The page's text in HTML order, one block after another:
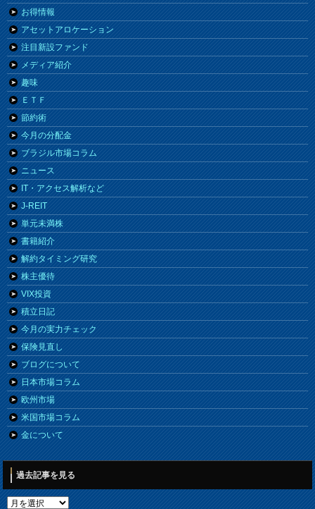
お得情報
アセットアロケーション
注目新設ファンド
メディア紹介
趣味
ＥＴＦ
節約術
今月の分配金
ブラジル市場コラム
ニュース
IT・アクセス解析など
J-REIT
単元未満株
書籍紹介
解約タイミング研究
株主優待
VIX投資
積立日記
今月の実力チェック
保険見直し
ブログについて
日本市場コラム
欧州市場
米国市場コラム
金について
過去記事を見る